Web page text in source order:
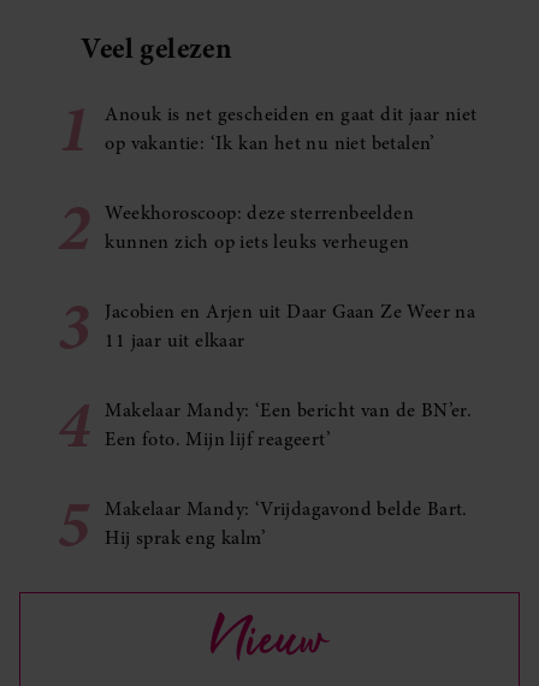
Veel gelezen
1
Anouk is net gescheiden en gaat dit jaar niet
op vakantie: ‘Ik kan het nu niet betalen’
2
Weekhoroscoop: deze sterrenbeelden
kunnen zich op iets leuks verheugen
3
Jacobien en Arjen uit Daar Gaan Ze Weer na
11 jaar uit elkaar
4
Makelaar Mandy: ‘Een bericht van de BN’er.
Een foto. Mijn lijf reageert’
5
Makelaar Mandy: ‘Vrijdagavond belde Bart.
Hij sprak eng kalm’
Nieuw